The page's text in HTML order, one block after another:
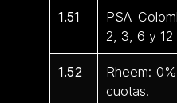
1.51
PSA
2, 3, 6 y 12
1.52
Rheem:
cuotas.